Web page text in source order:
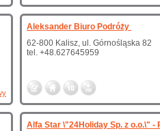
Aleksander Biuro Podróży
62-800 Kalisz, ul. Górnośląska 82
tel. +48.627645959
Alfa Star \"24Holiday Sp. z o.o.\" -